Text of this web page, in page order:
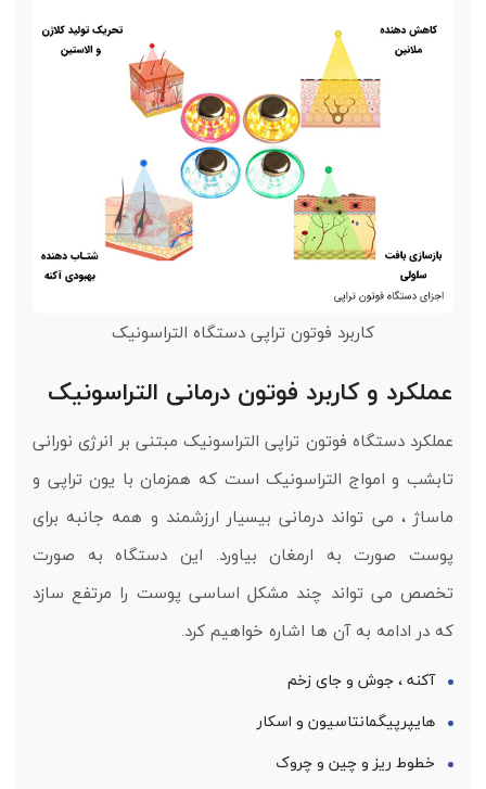
کاربرد فوتون تراپی دستگاه التراسونیک
عملکرد و کاربرد فوتون درمانی التراسونیک
عملکرد دستگاه فوتون تراپی التراسونیک مبتنی بر انرژی نورانی
تابشب و امواج التراسونیک است که همزمان با یون تراپی و
ماساژ ، می تواند درمانی بیسیار ارزشمند و همه جانبه برای
پوست صورت به ارمغان بیاورد. این دستگاه به صورت
تخصص می تواند چند مشکل اساسی پوست را مرتفع سازد
که در ادامه به آن ها اشاره خواهیم کرد.
آکنه ، جوش و جای زخم
هایپرپیگمانتاسیون و اسکار
خطوط ریز و چین و چروک